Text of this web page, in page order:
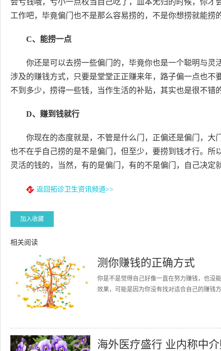
会亏钱哦，亏小一点权当自己吃了，血本无归的时候，你
工作吧，毕竟偏门也不是那么容易捞的，不是你想捞就能捞
C、能捞一点
你还是可以去捞一些偏门的，毕竟你也是一个聪明与
涉及的赚钱方式，只要是堂堂正正赚来年，路子偏一点也
不到多少，捞得一些钱，当作生活的补贴，其实也是很不错
D、赚到钱就行
你现在的态度就是，不管是什么门，正偏还是偏门，
也不在乎自己捞的是不是偏门，但至少，要捞到钱才行。
灵活的钱的，当然，有的是偏门，有的不是偏门，自己决定
返回拓诊卫生资讯频道>>
加入收藏
相关阅读
测你赚钱的正确方式
你是不是觉得自己好像一直在努力赚钱，也没
效果，可能是因为你没有找对适合自己的赚钱
海外医疗盛行 业内称中